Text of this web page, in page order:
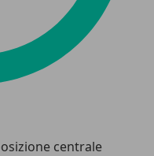
centrale